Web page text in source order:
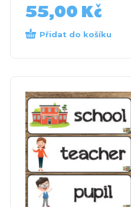
55,00 Kč
Přidat do košíku